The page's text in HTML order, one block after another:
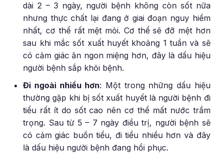
dài 2 – 3 ngày, người bệnh không còn sốt nữa
nhưng thực chất lại đang ở giai đoạn nguy hiểm
nhất, cơ thể rất mệt mỏi. Cơ thể sẽ đỡ mệt hơn
sau khi mắc sốt xuất huyết khoảng 1 tuần và sẽ
có cảm giác ăn ngon miệng hơn, đây là dấu hiệu
người bệnh sắp khỏi bệnh.
Đi ngoài nhiều hơn: Một trong những dấu hiệu
thường gặp khi bị sốt xuất huyết là người bệnh đi
tiểu rất ít do sốt cao nên cơ thể mất nước trầm
trọng. Sau từ 5 – 7 ngày điều trị, người bệnh sẽ
có cảm giác buồn tiểu, đi tiểu nhiều hơn và đây
là dấu hiệu người bệnh đang hồi phục.